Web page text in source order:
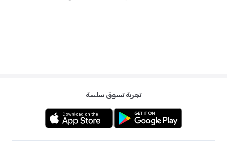
تجربة تسوق سلسة